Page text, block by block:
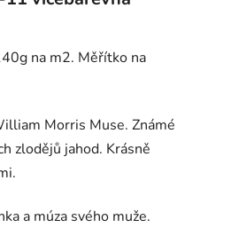
na m2. Měřítko na
Morris Muse. Známé
zlodějů jahod. Krásně
a múza svého muže.